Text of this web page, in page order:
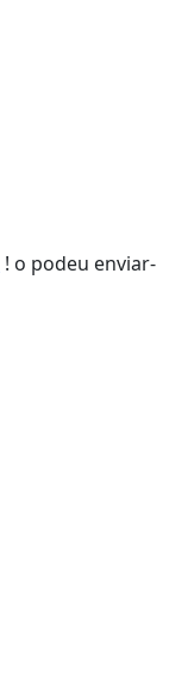
! o podeu enviar-